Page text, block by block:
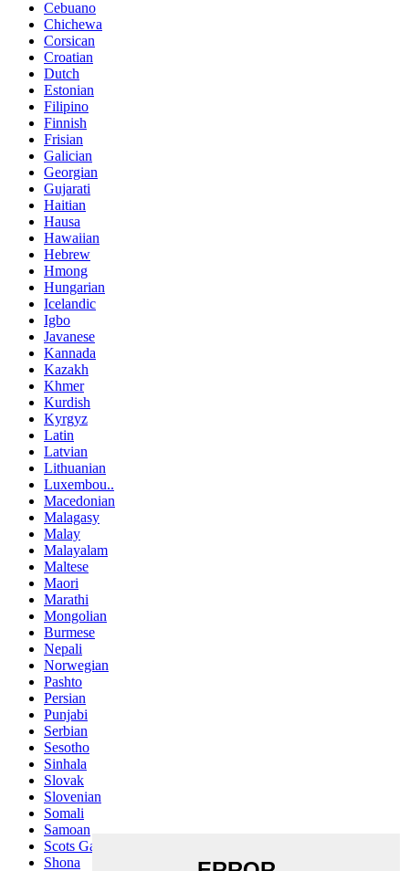
Cebuano
Chichewa
Corsican
Croatian
Dutch
Estonian
Filipino
Finnish
Frisian
Galician
Georgian
Gujarati
Haitian
Hausa
Hawaiian
Hebrew
Hmong
Hungarian
Icelandic
Igbo
Javanese
Kannada
Kazakh
Khmer
Kurdish
Kyrgyz
Latin
Latvian
Lithuanian
Luxembou..
Macedonian
Malagasy
Malay
Malayalam
Maltese
Maori
Marathi
Mongolian
Burmese
Nepali
Norwegian
Pashto
Persian
Punjabi
Serbian
Sesotho
Sinhala
Slovak
Slovenian
Somali
Samoan
Scots Gaelic
Shona